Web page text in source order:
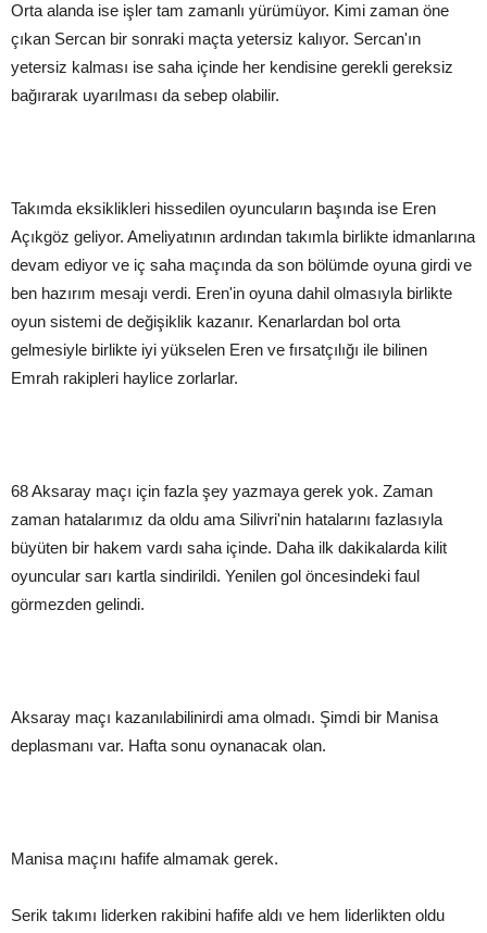
Orta alanda ise işler tam zamanlı yürümüyor. Kimi zaman öne
çıkan Sercan bir sonraki maçta yetersiz kalıyor. Sercan'ın
yetersiz kalması ise saha içinde her kendisine gerekli gereksiz
bağırarak uyarılması da sebep olabilir.
Takımda eksiklikleri hissedilen oyuncuların başında ise Eren
Açıkgöz geliyor. Ameliyatının ardından takımla birlikte idmanlarına
devam ediyor ve iç saha maçında da son bölümde oyuna girdi ve
ben hazırım mesajı verdi. Eren'in oyuna dahil olmasıyla birlikte
oyun sistemi de değişiklik kazanır. Kenarlardan bol orta
gelmesiyle birlikte iyi yükselen Eren ve fırsatçılığı ile bilinen
Emrah rakipleri haylice zorlarlar.
68 Aksaray maçı için fazla şey yazmaya gerek yok. Zaman
zaman hatalarımız da oldu ama Silivri'nin hatalarını fazlasıyla
büyüten bir hakem vardı saha içinde. Daha ilk dakikalarda kilit
oyuncular sarı kartla sindirildi. Yenilen gol öncesindeki faul
görmezden gelindi.
Aksaray maçı kazanılabilinirdi ama olmadı. Şimdi bir Manisa
deplasmanı var. Hafta sonu oynanacak olan.
Manisa maçını hafife almamak gerek.
Serik takımı liderken rakibini hafife aldı ve hem liderlikten oldu